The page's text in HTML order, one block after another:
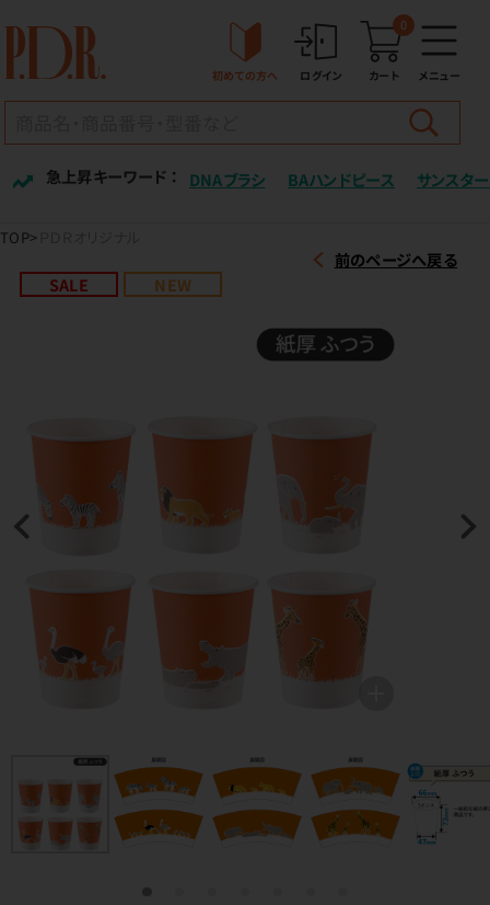
初めての方へ ログイン カート
0
メニュー
急上昇キーワード ： DNAブラシ BAハンドピース サンスター
TOP
前のページへ戻る
SALE NEW